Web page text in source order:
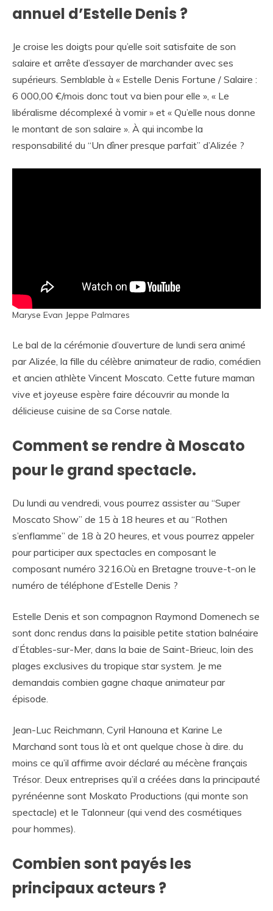
annuel d’Estelle Denis ?
Je croise les doigts pour qu’elle soit satisfaite de son
salaire et arrête d’essayer de marchander avec ses
supérieurs. Semblable à « Estelle Denis Fortune / Salaire :
6 000,00 €/mois donc tout va bien pour elle », « Le
libéralisme décomplexé à vomir » et « Qu’elle nous donne
le montant de son salaire ». À qui incombe la
responsabilité du “Un dîner presque parfait” d’Alizée ?
Maryse Evan Jeppe Palmares
Le bal de la cérémonie d’ouverture de lundi sera animé
par Alizée, la fille du célèbre animateur de radio, comédien
et ancien athlète Vincent Moscato. Cette future maman
vive et joyeuse espère faire découvrir au monde la
délicieuse cuisine de sa Corse natale.
Comment se rendre à Moscato
pour le grand spectacle.
Du lundi au vendredi, vous pourrez assister au “Super
Moscato Show” de 15 à 18 heures et au “Rothen
s’enflamme” de 18 à 20 heures, et vous pourrez appeler
pour participer aux spectacles en composant le
composant numéro 3216.Où en Bretagne trouve-t-on le
numéro de téléphone d’Estelle Denis ?
Estelle Denis et son compagnon Raymond Domenech se
sont donc rendus dans la paisible petite station balnéaire
d’Étables-sur-Mer, dans la baie de Saint-Brieuc, loin des
plages exclusives du tropique star system. Je me
demandais combien gagne chaque animateur par
épisode.
Jean-Luc Reichmann, Cyril Hanouna et Karine Le
Marchand sont tous là et ont quelque chose à dire. du
moins ce qu’il affirme avoir déclaré au mécène français
Trésor. Deux entreprises qu’il a créées dans la principauté
pyrénéenne sont Moskato Productions (qui monte son
spectacle) et le Talonneur (qui vend des cosmétiques
pour hommes).
Combien sont payés les
principaux acteurs ?